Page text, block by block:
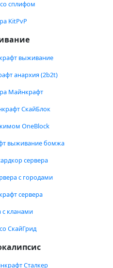
сплифом
KitPvP
выживание
анархия (2b2t)
Майнкрафт
СкайБлок
OneBlock
выживание бомжа
сервера
с городами
сервера
с кланами
СкайГрид
Сталкер